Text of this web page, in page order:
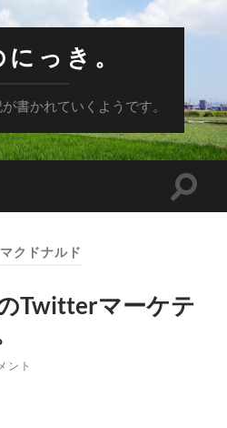
っき。
書かれていくようです。
検
を
切
マクドナルド
Twitterマーケテ
ント